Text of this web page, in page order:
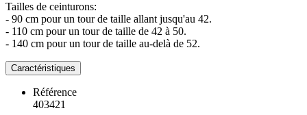
Tailles de ceinturons:
- 90 cm pour un tour de taille allant jusqu'au 42.
- 110 cm pour un tour de taille de 42 à 50.
- 140 cm pour un tour de taille au-delà de 52.
Caractéristiques
Référence
403421